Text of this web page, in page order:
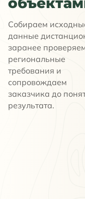
Собираем
данные
заранее
региональные
требования и
сопровождаем
заказчика до
результата.